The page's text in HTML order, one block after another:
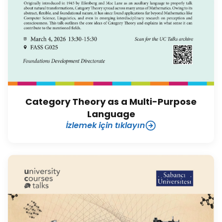
Category Theory as a Multi-Purpose
Language
İzlemek için tıklayın